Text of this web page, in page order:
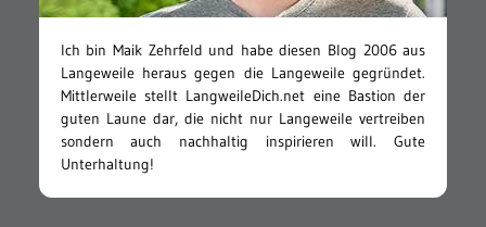
Ich bin Maik Zehrfeld und habe diesen Blog 2006 aus
Langeweile heraus gegen die Langeweile gegründet.
Mittlerweile stellt LangweileDich.net eine Bastion der
guten Laune dar, die nicht nur Langeweile vertreiben
sondern auch nachhaltig inspirieren will. Gute
Unterhaltung!